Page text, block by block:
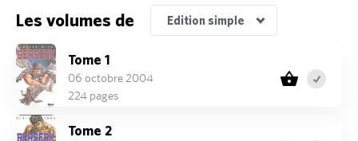
Les volumes de Edition simple
Tome 1
06 octobre 2004
224 pages
Tome 2